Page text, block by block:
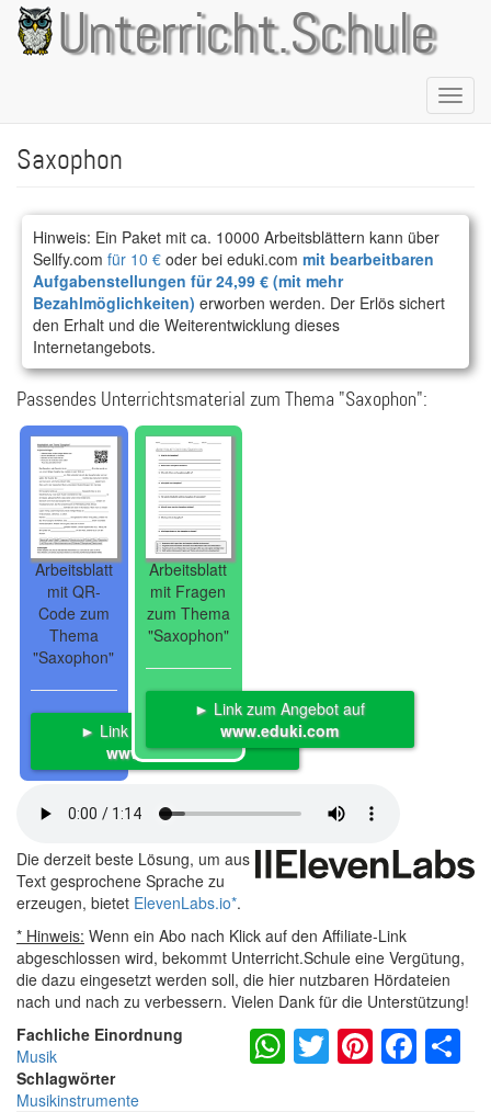
Direkt
zum
Inhalt
Unterricht.Schule
Saxophon
Hinweis: Ein Paket mit ca. 10000 Arbeitsblättern kann über
Sellfy.com für 10 € oder bei eduki.com mit bearbeitbaren
Aufgabenstellungen für 24,99 € (mit mehr
Bezahlmöglichkeiten) erworben werden. Der Erlös sichert
den Erhalt und die Weiterentwicklung dieses
Internetangebots.
Passendes Unterrichtsmaterial zum Thema "Saxophon":
Arbeitsblatt
mit QR-
Code zum
Thema
"Saxophon"
► Link zum Angebot auf
www.eduki.com
Arbeitsblatt
mit Fragen
zum Thema
"Saxophon"
► Link zum Angebot auf
www.eduki.com
Die derzeit beste Lösung, um aus
Text gesprochene Sprache zu
erzeugen, bietet ElevenLabs.io*.
* Hinweis: Wenn ein Abo nach Klick auf den Affiliate-Link
abgeschlossen wird, bekommt Unterricht.Schule eine Vergütung,
die dazu eingesetzt werden soll, die hier nutzbaren Hördateien
nach und nach zu verbessern. Vielen Dank für die Unterstützung!
Fachliche Einordnung
Musik
Schlagwörter
Musikinstrumente
WhatsApp
Twitter